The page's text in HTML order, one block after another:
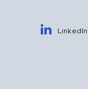
LinkedIn